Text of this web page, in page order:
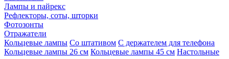
Лампы и пайрекс
Рефлекторы, соты, шторки
Фотозонты
Отражатели
Кольцевые лампы Со штативом С держателем для телефона
Кольцевые лампы 26 см Кольцевые лампы 45 см Настольные